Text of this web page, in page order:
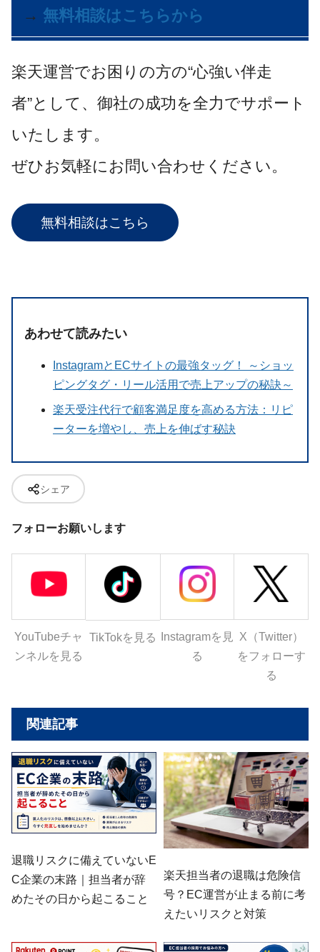
→ 無料相談はこちらから
楽天運営でお困りの方の“心強い伴走
者”として、御社の成功を全力でサポート
いたします。
ぜひお気軽にお問い合わせください。
無料相談はこちら
あわせて読みたい
InstagramとECサイトの最強タッグ！ ～ショッ
ピングタグ・リール活用で売上アップの秘訣～
楽天受注代行で顧客満足度を高める方法：リピ
ーターを増やし、売上を伸ばす秘訣
シェア
フォローお願いします
YouTubeチャ
ンネルを見る
TikTokを見る
Instagramを見
る
X（Twitter）
をフォローす
る
関連記事
退職リスクに備えていないE
C企業の末路｜担当者が辞
めたその日から起こること
楽天担当者の退職は危険信
号？EC運営が止まる前に考
えたいリスクと対策